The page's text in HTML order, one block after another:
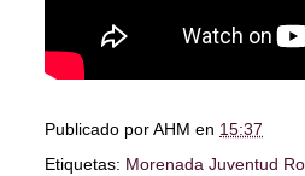
Publicado porAHM en 15:37
Etiquetas: Morenada Juventud